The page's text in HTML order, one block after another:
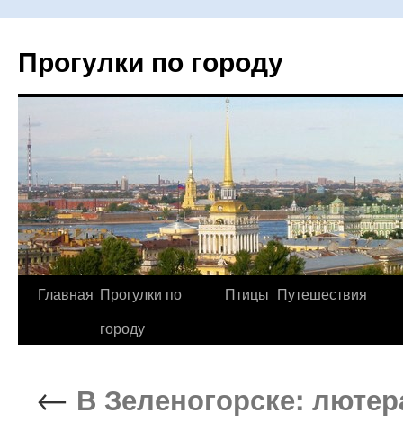
Прогулки по городу
Перейти
Главная Прогулки по
городу
Птицы Путешествия
← В Зеленогорске: